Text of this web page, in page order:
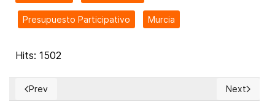
Presupuesto Participativo Murcia
Hits: 1502
Previous article: Electo un Parlamento Europeo más
Prev Next
Next